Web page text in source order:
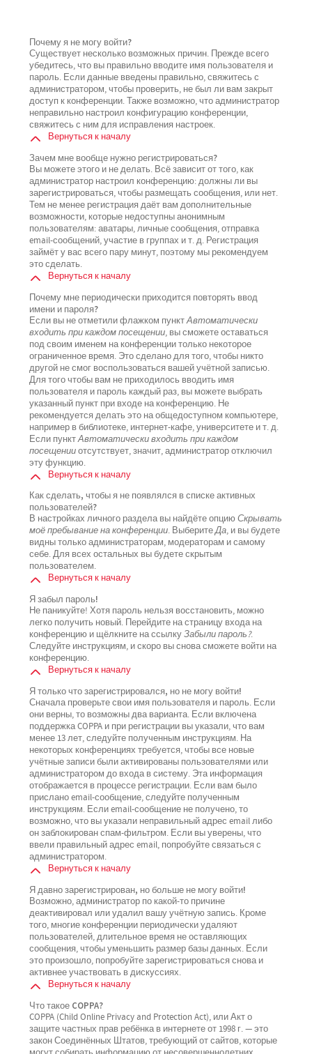
Почему я не могу войти?
Существует несколько возможных причин. Прежде всего
убедитесь, что вы правильно вводите имя пользователя и
пароль. Если данные введены правильно, свяжитесь с
администратором, чтобы проверить, не был ли вам закрыт
доступ к конференции. Также возможно, что администратор
неправильно настроил конфигурацию конференции,
свяжитесь с ним для исправления настроек.
Вернуться к началу
Зачем мне вообще нужно регистрироваться?
Вы можете этого и не делать. Всё зависит от того, как
администратор настроил конференцию: должны ли вы
зарегистрироваться, чтобы размещать сообщения, или нет.
Тем не менее регистрация даёт вам дополнительные
возможности, которые недоступны анонимным
пользователям: аватары, личные сообщения, отправка
email-сообщений, участие в группах и т. д. Регистрация
займёт у вас всего пару минут, поэтому мы рекомендуем
это сделать.
Вернуться к началу
Почему мне периодически приходится повторять ввод
имени и пароля?
Если вы не отметили флажком пунктАвтоматически
входить при каждом посещении, вы сможете оставаться
под своим именем на конференции только некоторое
ограниченное время. Это сделано для того, чтобы никто
другой не смог воспользоваться вашей учётной записью.
Для того чтобы вам не приходилось вводить имя
пользователя и пароль каждый раз, вы можете выбрать
указанный пункт при входе на конференцию. Не
рекомендуется делать это на общедоступном компьютере,
например в библиотеке, интернет-кафе, университете и т. д.
Если пунктАвтоматически входить при каждом
посещенииотсутствует, значит, администратор отключил
эту функцию.
Вернуться к началу
Как сделать, чтобы я не появлялся в списке активных
пользователей?
В настройках личного раздела вы найдёте опциюСкрывать
моё пребывание на конференции. ВыберитеДа, и вы будете
видны только администраторам, модераторам и самому
себе. Для всех остальных вы будете скрытым
пользователем.
Вернуться к началу
Я забыл пароль!
Не паникуйте! Хотя пароль нельзя восстановить, можно
легко получить новый. Перейдите на страницу входа на
конференцию и щёлкните на ссылкуЗабыли пароль?.
Следуйте инструкциям, и скоро вы снова сможете войти на
конференцию.
Вернуться к началу
Я только что зарегистрировался, но не могу войти!
Сначала проверьте свои имя пользователя и пароль. Если
они верны, то возможны два варианта. Если включена
поддержка COPPA и при регистрации вы указали, что вам
менее 13 лет, следуйте полученным инструкциям. На
некоторых конференциях требуется, чтобы все новые
учётные записи были активированы пользователями или
администратором до входа в систему. Эта информация
отображается в процессе регистрации. Если вам было
прислано email-сообщение, следуйте полученным
инструкциям. Если email-сообщение не получено, то
возможно, что вы указали неправильный адрес email либо
он заблокирован спам-фильтром. Если вы уверены, что
ввели правильный адрес email, попробуйте связаться с
администратором.
Вернуться к началу
Я давно зарегистрирован, но больше не могу войти!
Возможно, администратор по какой-то причине
деактивировал или удалил вашу учётную запись. Кроме
того, многие конференции периодически удаляют
пользователей, длительное время не оставляющих
сообщения, чтобы уменьшить размер базы данных. Если
это произошло, попробуйте зарегистрироваться снова и
активнее участвовать в дискуссиях.
Вернуться к началу
Что такое COPPA?
COPPA (Child Online Privacy and Protection Act), или Акт о
защите частных прав ребёнка в интернете от 1998 г. — это
закон Соединённых Штатов, требующий от сайтов, которые